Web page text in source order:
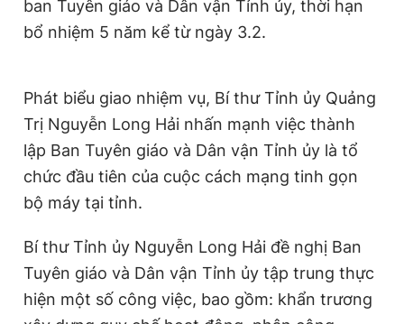
ban Tuyên giáo và Dân vận Tỉnh ủy, thời hạn
bổ nhiệm 5 năm kể từ ngày 3.2.
Phát biểu giao nhiệm vụ, Bí thư Tỉnh ủy Quảng
Trị Nguyễn Long Hải nhấn mạnh việc thành
lập Ban Tuyên giáo và Dân vận Tỉnh ủy là tổ
chức đầu tiên của cuộc cách mạng tinh gọn
bộ máy tại tỉnh.
Bí thư Tỉnh ủy Nguyễn Long Hải đề nghị Ban
Tuyên giáo và Dân vận Tỉnh ủy tập trung thực
hiện một số công việc, bao gồm: khẩn trương